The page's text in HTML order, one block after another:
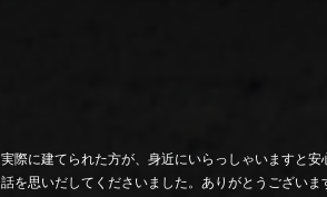
実際に建てられた方が、身近にいらっしゃいますと
話を思いだしてくださいました。ありがとうございま